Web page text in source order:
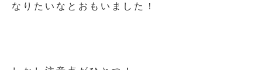
なりたいなとおもいました！